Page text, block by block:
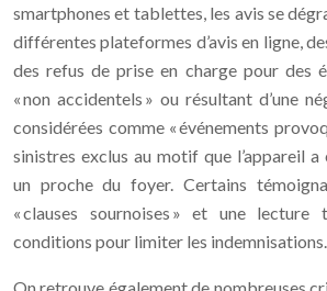
smartphones et tablettes, les avis se
différentes plateformes d’avis en ligne,
des refus de prise en charge pour des
« non accidentels » ou résultant d’une
considérées comme « événements
sinistres exclus au motif que l’appareil
un proche du foyer. Certains
« clauses sournoises » et une
conditions pour limiter les indemnisations.